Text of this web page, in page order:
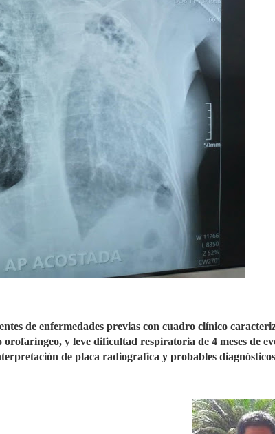
de enfermedades previas con cuadro clínico
y leve dificultad respiratoria de 4 meses de
de placa radiografica y probables